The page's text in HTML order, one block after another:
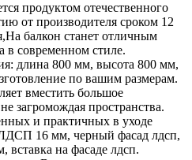
продуктом отечественного
от производителя сроком 12
балкон станет отличным
в современном стиле.
длина 800 мм, высота 800 мм,
по вашим размерам.
вместить большое
загромождая пространства.
и практичных в уходе
16 мм, черный фасад лдсп,
вставка на фасаде лдсп.